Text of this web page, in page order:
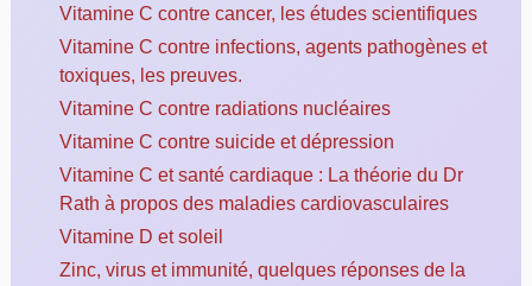
Vitamine C contre cancer, les études scientifiques
Vitamine C contre infections, agents pathogènes et
toxiques, les preuves.
Vitamine C contre radiations nucléaires
Vitamine C contre suicide et dépression
Vitamine C et santé cardiaque : La théorie du Dr
Rath à propos des maladies cardiovasculaires
Vitamine D et soleil
Zinc, virus et immunité, quelques réponses de la